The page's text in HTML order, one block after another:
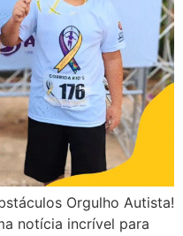
Orgulho Autista!
notícia incrível para